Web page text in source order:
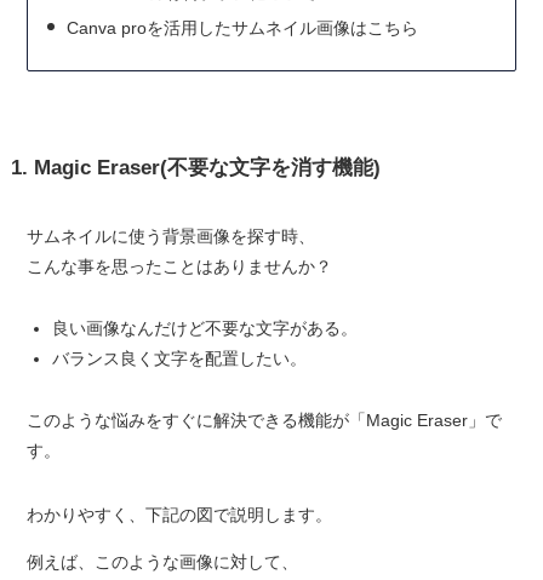
Canva proを活用したサムネイル画像はこちら
1. Magic Eraser(不要な文字を消す機能)
サムネイルに使う背景画像を探す時、
こんな事を思ったことはありませんか？
良い画像なんだけど不要な文字がある。
バランス良く文字を配置したい。
このような悩みをすぐに解決できる機能が「Magic Eraser」で
す。
わかりやすく、下記の図で説明します。
例えば、このような画像に対して、